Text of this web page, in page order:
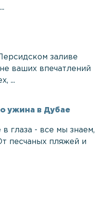
заливе
ваших впечатлений
...
ужина в Дубае
глаза - все мы знаем,
песчаных пляжей и